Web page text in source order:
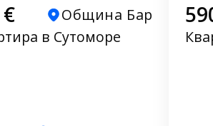
Община Бар
в Сутоморе